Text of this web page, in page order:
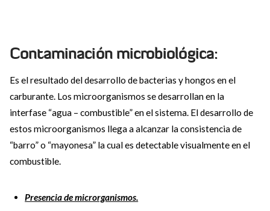
Contaminación microbiológica:
Es el resultado del desarrollo de bacterias y hongos en el
carburante. Los microorganismos se desarrollan en la
interfase “agua – combustible” en el sistema. El desarrollo de
estos microorganismos llega a alcanzar la consistencia de
“barro” o “mayonesa” la cual es detectable visualmente en el
combustible.
Presencia de microrganismos.